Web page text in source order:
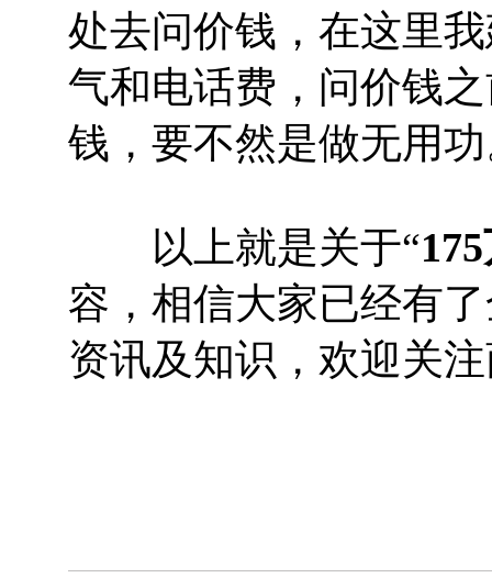
处去问价钱，在这里
气和电话费，问价钱
钱，要不然是做无用
以上就是关于“
容，相信大家已经有
资讯及知识，欢迎关